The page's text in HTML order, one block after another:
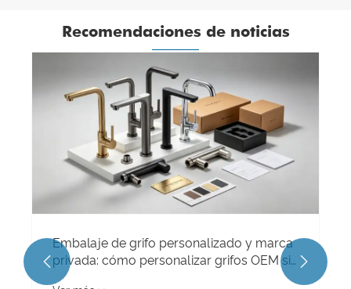
Recomendaciones de noticias
¿Hay innovaciones en los grifos de ducha
de un solo mango de latón?
Ver más >>
 